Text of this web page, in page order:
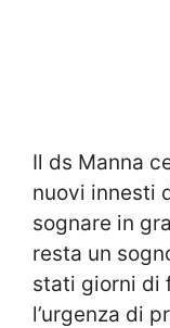
Il ds Manna
nuovi innesti
sognare in
resta un
stati giorni di
l’urgenza di